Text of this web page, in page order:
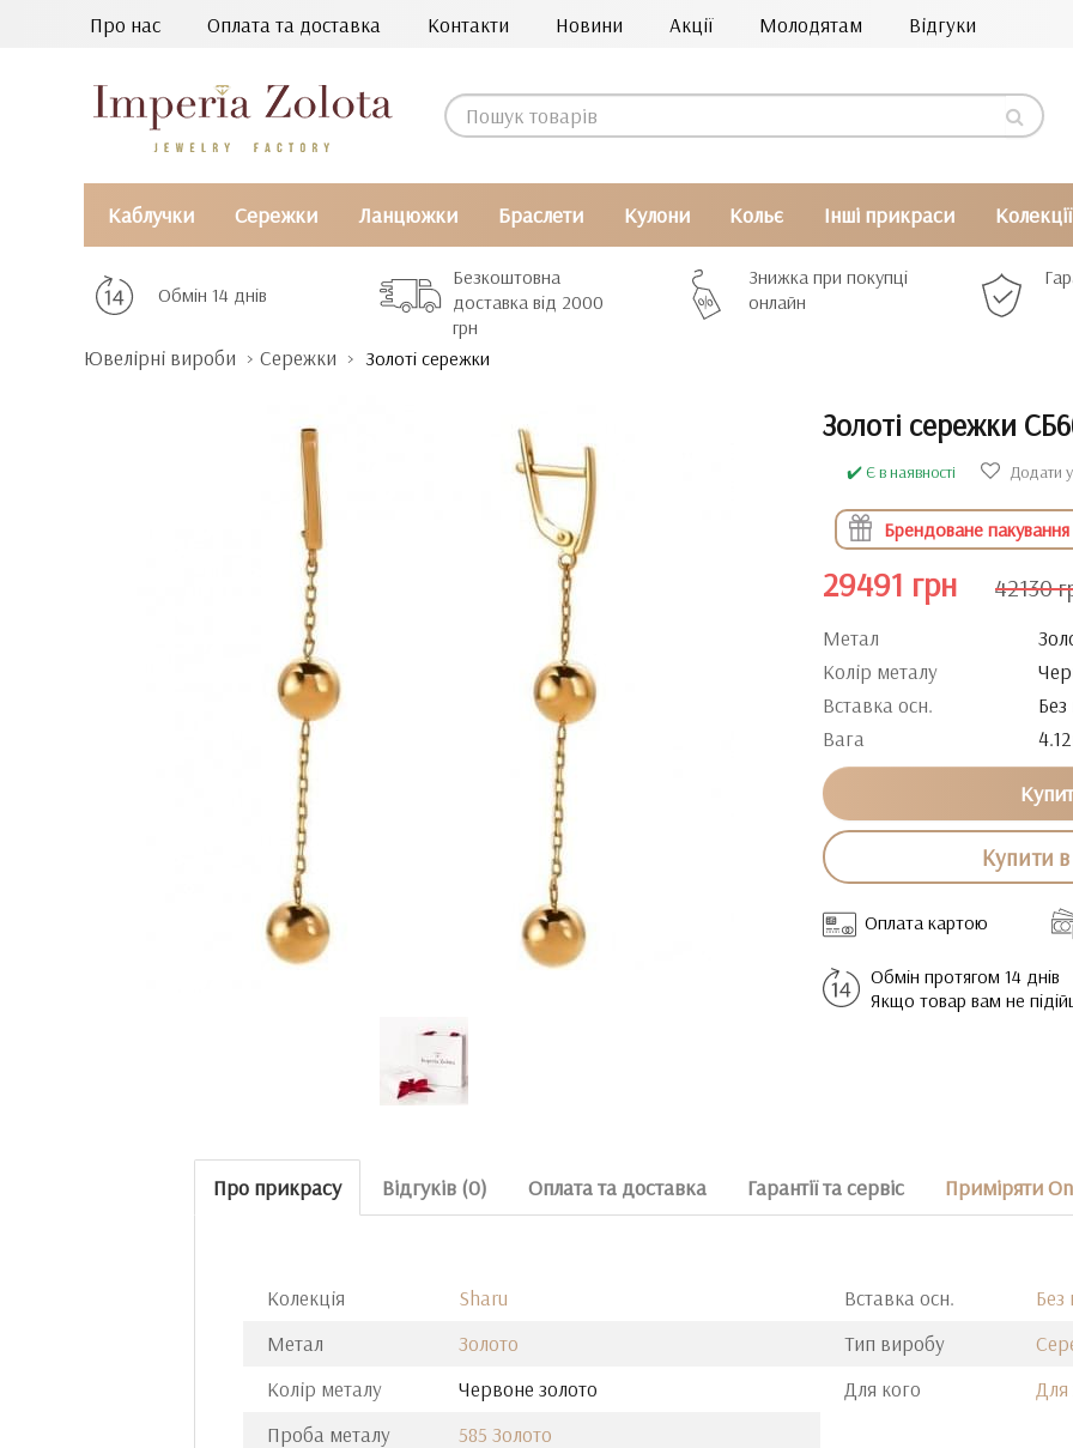
Про нас Оплата та доставка Контакти Новини Акції Молодятам Відгуки
Каблучки Сережки Ланцюжки Браслети Кулони Кольє Інші прикраси Колекції
Обмін 14 днів
Безкоштовна
доставка від 2000
грн
Знижка при покупці
онлайн
Ювелірні вироби Сережки Золоті сережки
Золоті сережки
✔️ Є в наявності
Додати
Брендоване пакування
29491 грн 42130
Метал
Колір металу
Вставка осн.
Без
Вага
Купити в
Оплата картою
Обмін протягом 14 днів
Якщо товар вам не
Про прикрасу Відгуків (0) Оплата та доставка Гарантії та сервіс Приміряти
Колекція
Sharu
Метал
Золото
Колір металу
Червоне золото
Проба металу
585 Золото
Вставка осн.
Без
Тип виробу
Для кого
Для